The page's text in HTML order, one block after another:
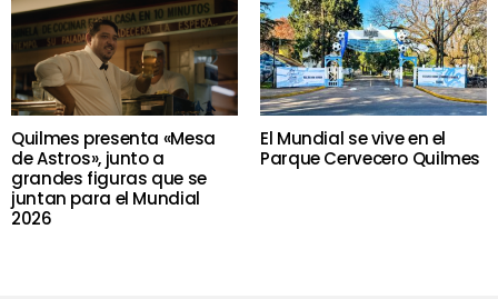
Quilmes presenta «Mesa
de Astros», junto a
grandes figuras que se
juntan para el Mundial
2026
El Mundial se vive en el
Parque Cervecero Quilmes